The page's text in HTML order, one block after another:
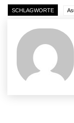
SCHLAGWORTE